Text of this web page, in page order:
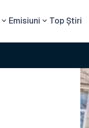
Emisiuni Top Știri